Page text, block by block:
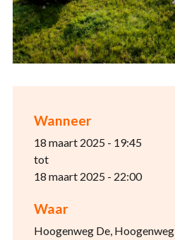
Wanneer
18 maart 2025 - 19:45
tot
18 maart 2025 - 22:00
Waar
Hoogenweg De, Hoogenweg